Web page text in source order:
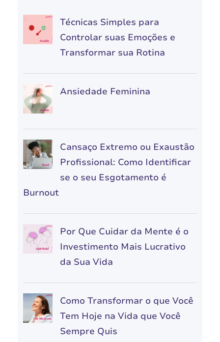
Técnicas Simples para
Controlar suas Emoções e
Transformar sua Rotina
Ansiedade Feminina
Cansaço Extremo ou Exaustão
Profissional: Como Identificar
se o seu Esgotamento é
Burnout
Por Que Cuidar da Mente é o
Investimento Mais Lucrativo
da Sua Vida
Como Transformar o que Você
Tem Hoje na Vida que Você
Sempre Quis